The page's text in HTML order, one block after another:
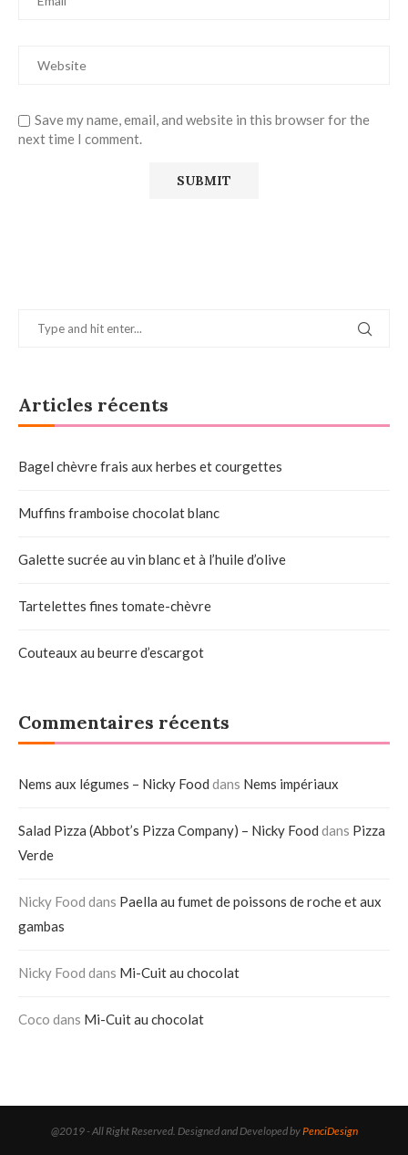
Save my name, email, and website in this browser for the
next time I comment.
Articles récents
Bagel chèvre frais aux herbes et courgettes
Muffins framboise chocolat blanc
Galette sucrée au vin blanc et à l’huile d’olive
Tartelettes fines tomate-chèvre
Couteaux au beurre d’escargot
Commentaires récents
Nems aux légumes – Nicky Food dans Nems impériaux
Salad Pizza (Abbot’s Pizza Company) – Nicky Food dans Pizza
Verde
Nicky Food dans Paella au fumet de poissons de roche et aux
gambas
Nicky Food dans Mi-Cuit au chocolat
Coco dans Mi-Cuit au chocolat
@2019 - All Right Reserved. Designed and Developed byPenciDesign